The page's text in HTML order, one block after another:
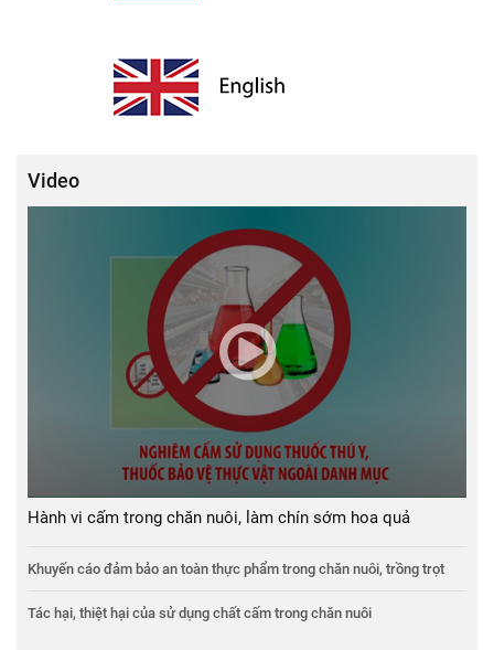
Video
Hành vi cấm trong chăn nuôi, làm chín sớm hoa quả
Khuyến cáo đảm bảo an toàn thực phẩm trong chăn nuôi, trồng trọt
Tác hại, thiệt hại của sử dụng chất cấm trong chăn nuôi